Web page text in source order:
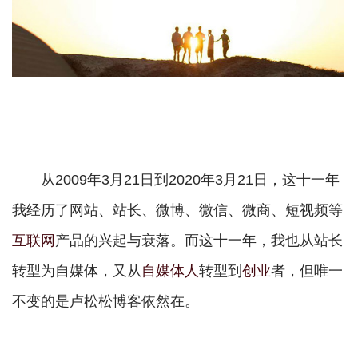
从2009年3月21日到2020年3月21日，这十一年
我经历了网站、站长、微博、微信、微商、短视频等
互联网 产品的兴起与衰落。而这十一年，我也从站长
转型为自媒体，又从 自媒体人 转型到 创业者，但唯一
不变的是卢松松博客依然在。